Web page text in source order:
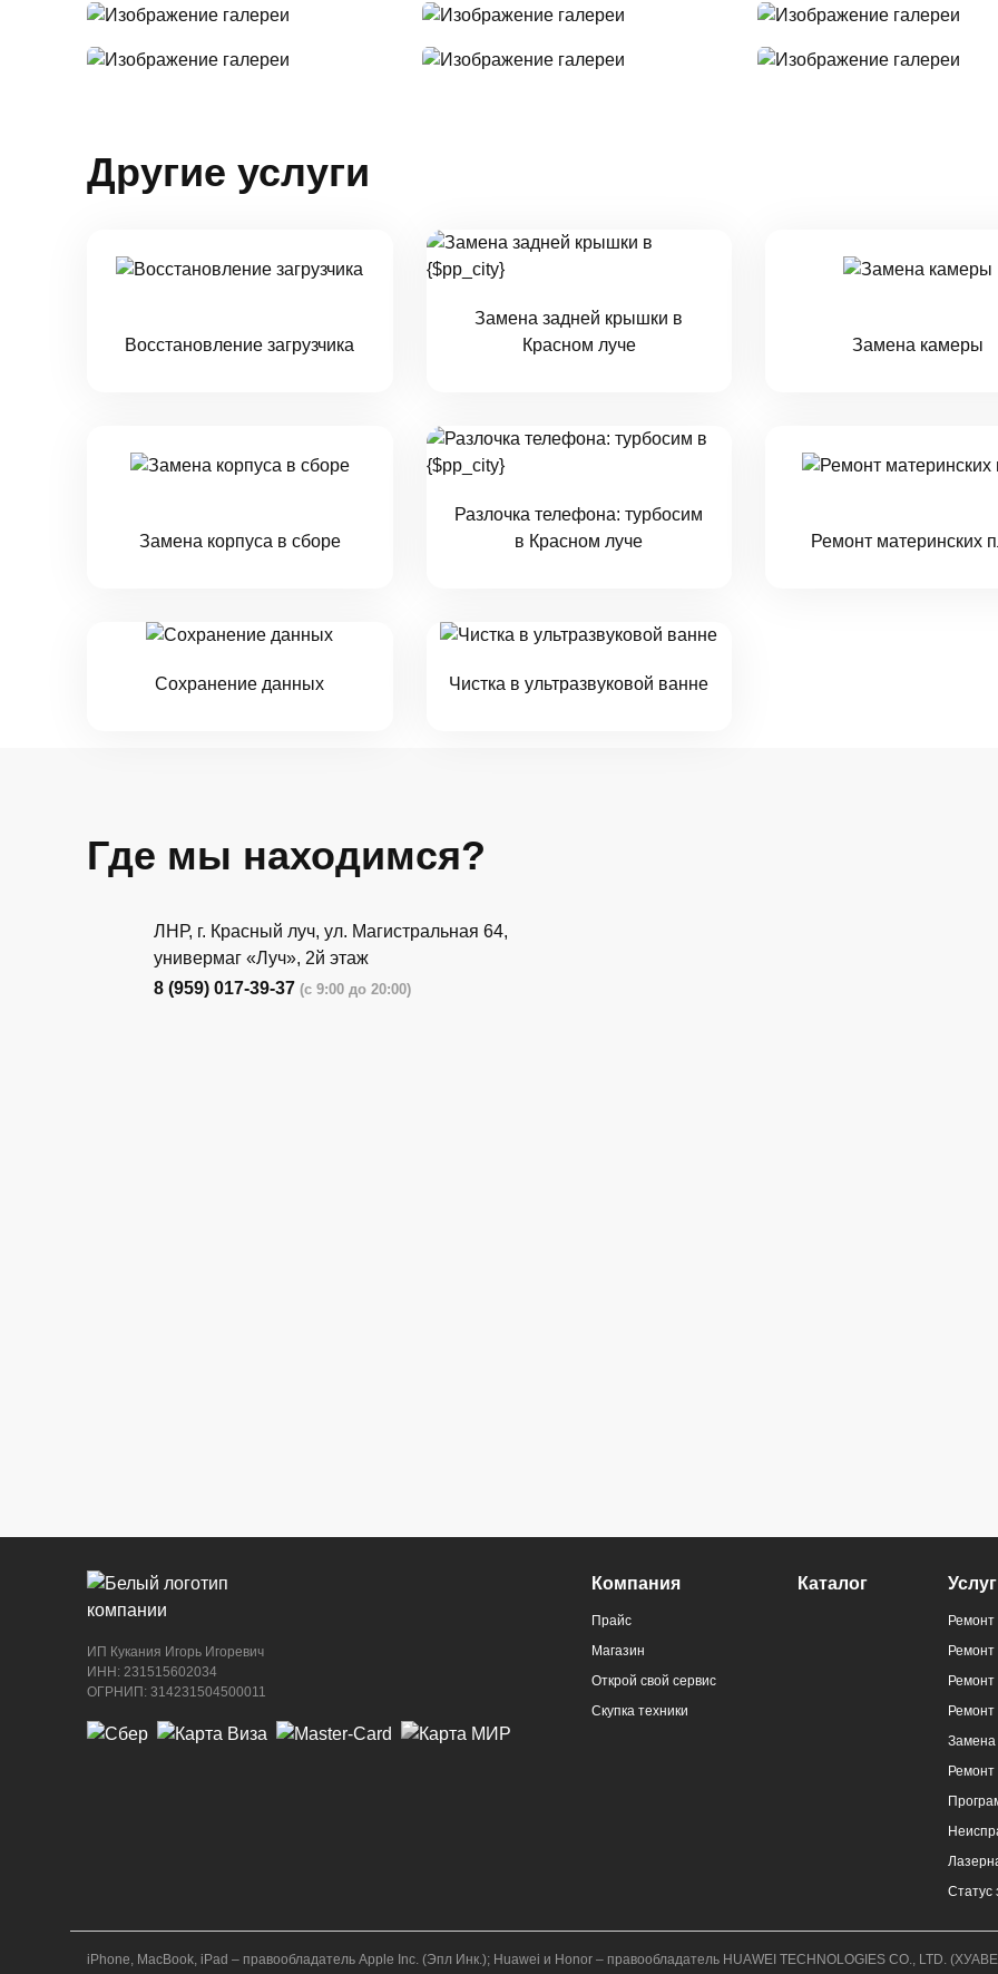
Другие услуги
Восстановление загрузчика
Замена задней крышки в
Красном луче
Замена камеры
Замена корпуса в сборе
Разлочка телефона: турбосим
в Красном луче
Ремонт материнских
Сохранение данных Чистка в ультразвуковой ванне
Где мы находимся?
ЛНР, г. Красный луч, ул. Магистральная 64,
универмаг «Луч», 2й этаж
8 (959) 017-39-37 (с 9:00 до 20:00)
ИП Кукания Игорь Игоревич
ИНН: 231515602034
ОГРНИП: 314231504500011
Компания
Прайс
Магазин
Открой свой сервис
Скупка техники
Каталог
Ремонт
Ремонт
Замена
Статус
iPhone, MacBook, iPad – правообладатель Apple Inc. (Эпл Инк.); Huawei и Honor – правообладатель HUAWEI TECHNOLOGIES CO., LTD.